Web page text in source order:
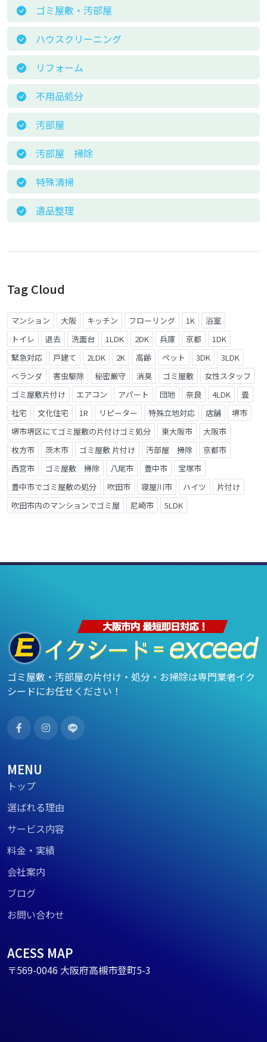
ゴミ屋敷・汚部屋
ハウスクリーニング
リフォーム
不用品処分
汚部屋
汚部屋 掃除
特殊清掃
遺品整理
Tag Cloud
マンション 大阪 キッチン フローリング 1K
浴室
トイレ
退去 洗面台 1LDK 2DK 兵庫 京都
1DK
緊急対応
戸建て 2LDK 2K 高齢 ペット 3DK
3LDK
ベランダ
害虫駆除 秘密厳守 消臭 ゴミ屋敷
女性スタッフ
ゴミ屋敷片付け
エアコン アパート 団地 奈良 4LDK
畳
社宅
文化住宅 1R リピーター 特殊立地対応 店舗
堺市
堺市堺区にてゴミ屋敷の片付けゴミ処分
東大阪市
大阪市
枚方市
茨木市 ゴミ屋敷 片付け 汚部屋 掃除
京都市
西宮市
ゴミ屋敷 掃除 八尾市 豊中市
宝塚市
豊中市でゴミ屋敷の処分
吹田市 寝屋川市 ハイツ
片付け
吹田市内のマンションでゴミ屋
尼崎市 5LDK
ゴミ屋敷・汚部屋の片付け・処分・お掃除は専門業者イク
シードにお任せください！
MENU
トップ
選ばれる理由
サービス内容
料金・実績
会社案内
ブログ
お問い合わせ
ACESS MAP
〒569-0046 大阪府高槻市登町5-3